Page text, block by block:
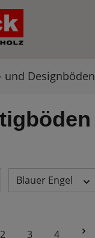
und Designböden
Blauer Engel
2 3 4